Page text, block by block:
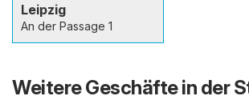
Leipzig
An der Passage 1
Weitere Geschäfte in der